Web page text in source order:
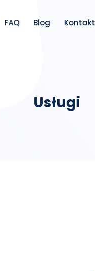
FAQ Blog Kontakt
Usługi